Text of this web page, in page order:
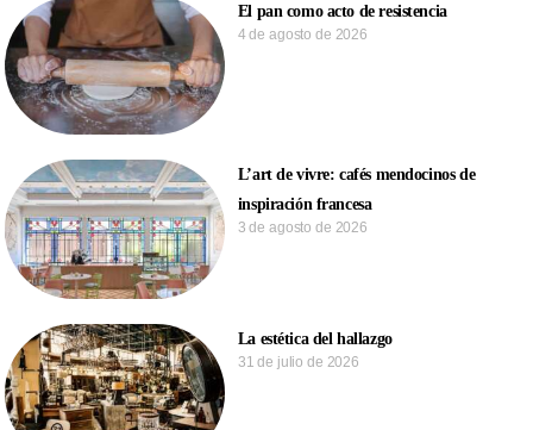
El pan como acto de resistencia
4 de agosto de 2026
L’art de vivre: cafés mendocinos de
inspiración francesa
3 de agosto de 2026
La estética del hallazgo
31 de julio de 2026